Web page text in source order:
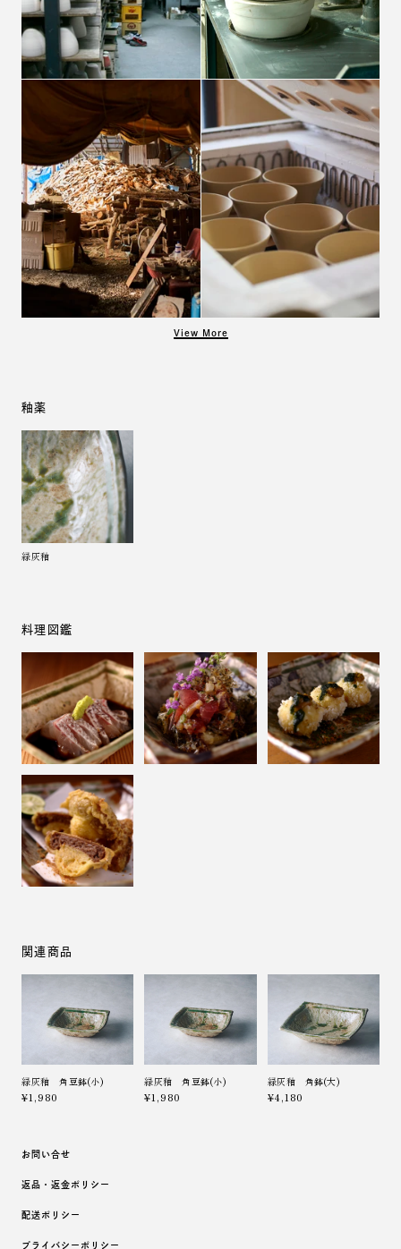
View More
釉薬
緑灰釉
料理図鑑
関連商品
緑灰釉 角豆鉢(小)
¥1,980
緑灰釉 角豆鉢(小)
¥1,980
緑灰釉 角鉢(大)
¥4,180
お問い合せ
返品・返金ポリシー
配送ポリシー
プライバシーポリシー